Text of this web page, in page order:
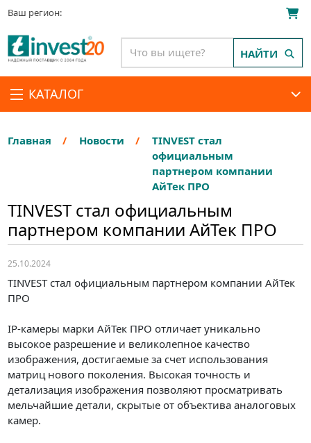
Ваш регион:
КАТАЛОГ
НАЙТИ
Главная Новости
TINVEST стал
официальным
партнером компании
АйТек ПРО
TINVEST стал официальным
партнером компании АйТек ПРО
25.10.2024
TINVEST стал официальным партнером компании АйТек
ПРО
IP-камеры марки АйТек ПРО отличает уникально
высокое разрешение и великолепное качество
изображения, достигаемые за счет использования
матриц нового поколения. Высокая точность и
детализация изображения позволяют просматривать
мельчайшие детали, скрытые от объектива аналоговых
камер.